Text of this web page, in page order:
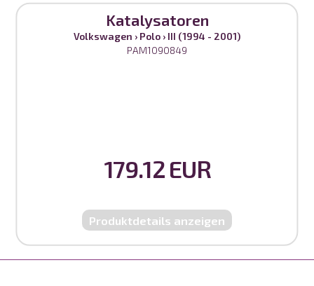
Katalysatoren
Volkswagen › Polo › III (1994 - 2001)
PAM1090849
179.12 EUR
Produktdetails anzeigen